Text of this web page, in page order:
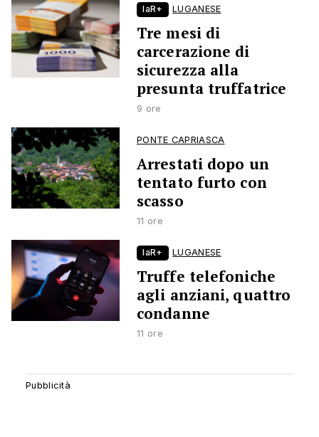
laR+ LUGANESE
Tre mesi di
carcerazione di
sicurezza alla
presunta truffatrice
9 ore
PONTE CAPRIASCA
Arrestati dopo un
tentato furto con
scasso
11 ore
laR+ LUGANESE
Truffe telefoniche
agli anziani, quattro
condanne
11 ore